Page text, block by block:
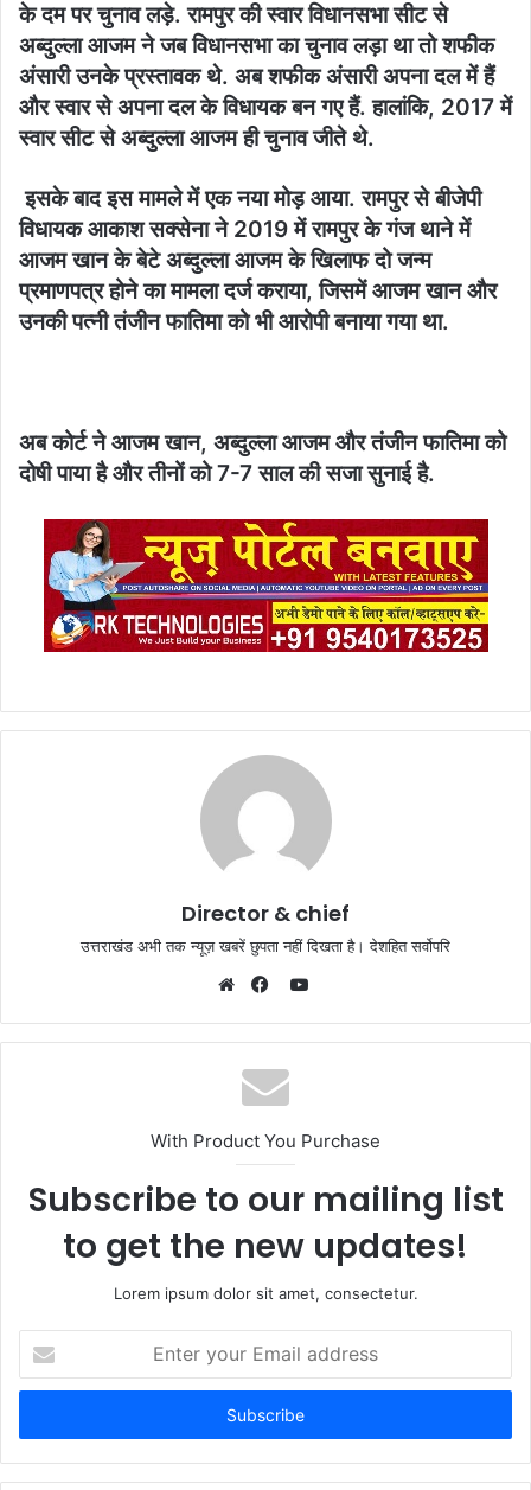
के दम पर चुनाव लड़े. रामपुर की स्वार विधानसभा सीट से
अब्दुल्ला आजम ने जब विधानसभा का चुनाव लड़ा था तो शफीक
अंसारी उनके प्रस्तावक थे. अब शफीक अंसारी अपना दल में हैं
और स्वार से अपना दल के विधायक बन गए हैं. हालांकि, 2017 में
स्वार सीट से अब्दुल्ला आजम ही चुनाव जीते थे.
इसके बाद इस मामले में एक नया मोड़ आया. रामपुर से बीजेपी
विधायक आकाश सक्सेना ने 2019 में रामपुर के गंज थाने में
आजम खान के बेटे अब्दुल्ला आजम के खिलाफ दो जन्म
प्रमाणपत्र होने का मामला दर्ज कराया, जिसमें आजम खान और
उनकी पत्नी तंजीन फातिमा को भी आरोपी बनाया गया था.
अब कोर्ट ने आजम खान, अब्दुल्ला आजम और तंजीन फातिमा को
दोषी पाया है और तीनों को 7-7 साल की सजा सुनाई है.
Director & chief
उत्तराखंड अभी तक न्यूज़ खबरें छुपता नहीं दिखता है। देशहित सर्वोपरि
YouTube
With Product You Purchase
Subscribe to our mailing list
to get the new updates!
Lorem ipsum dolor sit amet, consectetur.
your
Email